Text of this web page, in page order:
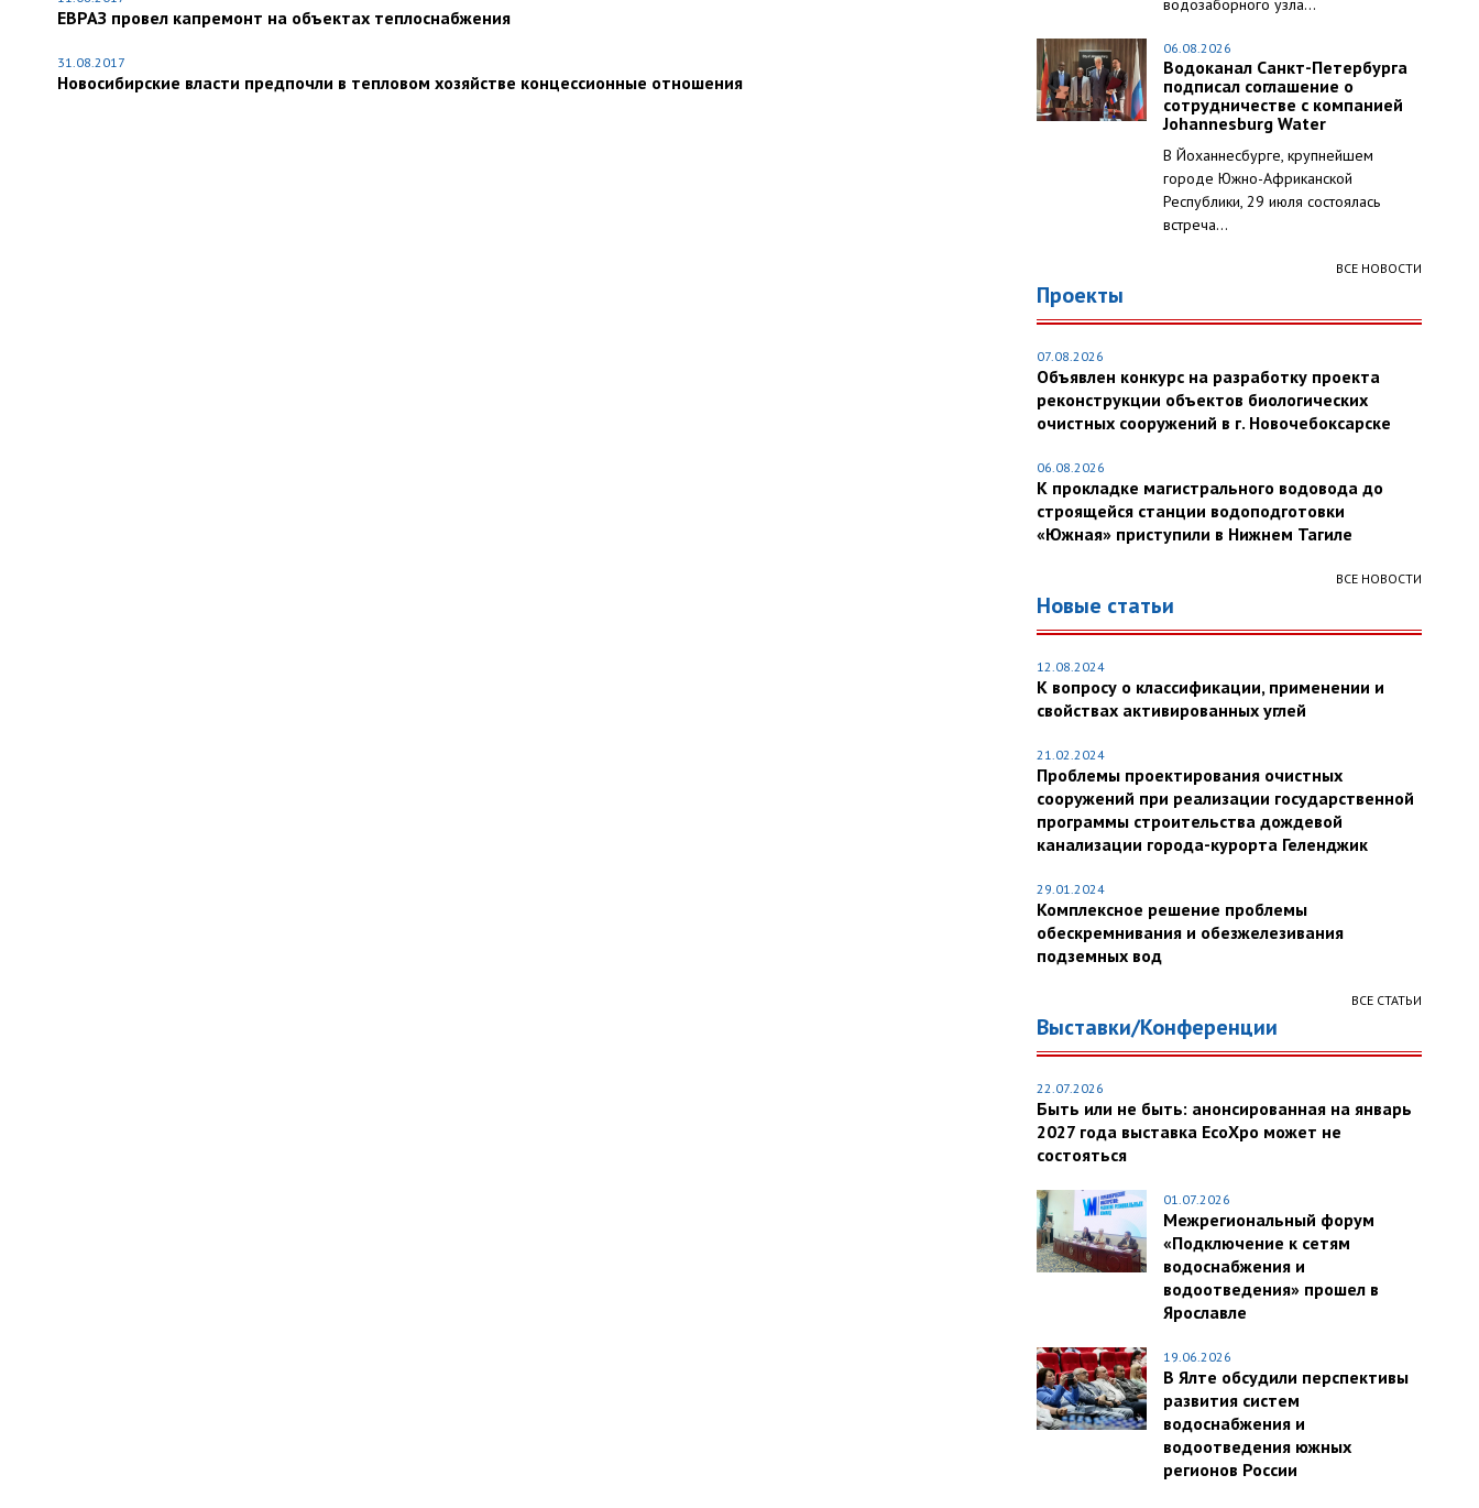
ЕВРАЗ провел капремонт на объектах теплоснабжения
31.08.2017
Новосибирские власти предпочли в тепловом хозяйстве концессионные отношения
водозаборного узла...
06.08.2026
Водоканал Санкт-Петербурга
подписал соглашение о
сотрудничестве с компанией
Johannesburg Water
В Йоханнесбурге, крупнейшем
городе Южно-Африканской
Республики, 29 июля состоялась
встреча...
ВСЕ НОВОСТИ
Проекты
07.08.2026
Объявлен конкурс на разработку проекта
реконструкции объектов биологических
очистных сооружений в г. Новочебоксарске
06.08.2026
К прокладке магистрального водовода до
строящейся станции водоподготовки
«Южная» приступили в Нижнем Тагиле
ВСЕ НОВОСТИ
Новые статьи
12.08.2024
К вопросу о классификации, применении и
свойствах активированных углей
21.02.2024
Проблемы проектирования очистных
сооружений при реализации государственной
программы строительства дождевой
канализации города-курорта Геленджик
29.01.2024
Комплексное решение проблемы
обескремнивания и обезжелезивания
подземных вод
ВСЕ СТАТЬИ
Выставки/Конференции
22.07.2026
Быть или не быть: анонсированная на январь
2027 года выставка EcoXpo может не
состояться
01.07.2026
Межрегиональный форум
«Подключение к сетям
водоснабжения и
водоотведения» прошел в
Ярославле
19.06.2026
В Ялте обсудили перспективы
развития систем
водоснабжения и
водоотведения южных
регионов России